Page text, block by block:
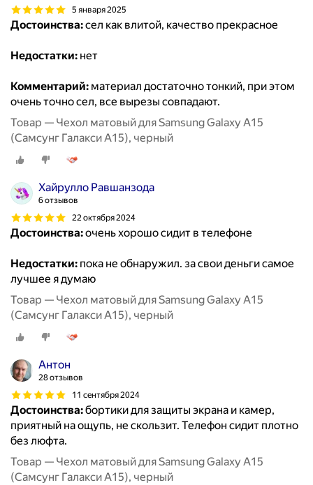
5 января 2025
Достоинства:сел как влитой, качество прекрасное
Недостатки: нет
Комментарий: материал достаточно тонкий, при этом
очень точно сел, все вырезы совпадают.
Товар — Чехол матовый для Samsung Galaxy A15
(Самсунг Галакси А15), черный
Хайрулло Равшанзода
6 отзывов
22 октября 2024
Достоинства:очень хорошо сидит в телефоне
Недостатки: пока не обнаружил. за свои деньги самое
лучшее я думаю
Товар — Чехол матовый для Samsung Galaxy A15
(Самсунг Галакси А15), черный
Антон
28 отзывов
11 сентября 2024
Достоинства:бортики для защиты экрана и камер,
приятный на ощупь, не скользит. Телефон сидит плотно
без люфта.
Товар — Чехол матовый для Samsung Galaxy A15
(Самсунг Галакси А15), черный